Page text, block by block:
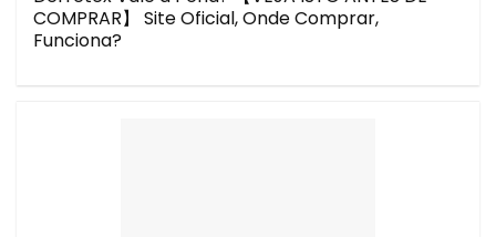
COMPRAR】 Site Oficial, Onde Comprar,
Funciona?